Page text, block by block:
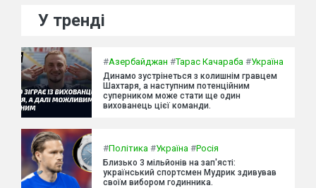
У тренді
#Азербайджан #Тарас Качараба #Україна
Динамо зустрінеться з колишнім гравцем
Шахтаря, а наступним потенційним
суперником може стати ще один
вихованець цієї команди.
#Політика #Україна #Росія
Близько 3 мільйонів на зап'ясті:
український спортсмен Мудрик здивував
своїм вибором годинника.